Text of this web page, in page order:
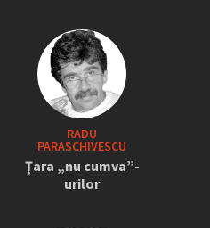
RADU
PARASCHIVESCU
Ţara „nu cumva”-
urilor